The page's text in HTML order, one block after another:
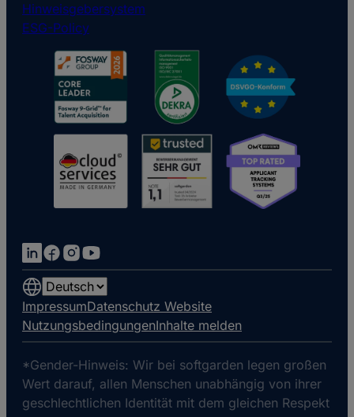
Hinweisgebersystem
ESG-Policy
Choose
a
language
ImpressumDatenschutz Website
NutzungsbedingungenInhalte melden
*Gender-Hinweis: Wir bei softgarden legen großen
Wert darauf, allen Menschen unabhängig von ihrer
geschlechtlichen Identität mit dem gleichen Respekt